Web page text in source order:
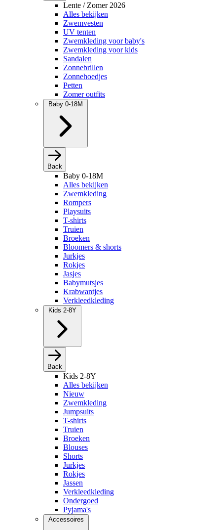
Lente / Zomer 2026
Alles bekijken
Zwemvesten
UV tenten
Zwemkleding voor baby's
Zwemkleding voor kids
Sandalen
Zonnebrillen
Zonnehoedjes
Petten
Zomer outfits
Baby 0-18M
Back
Baby 0-18M
Alles bekijken
Zwemkleding
Rompers
Playsuits
T-shirts
Truien
Broeken
Bloomers & shorts
Jurkjes
Rokjes
Jasjes
Babymutsjes
Krabwantjes
Verkleedkleding
Kids 2-8Y
Back
Kids 2-8Y
Alles bekijken
Nieuw
Zwemkleding
Jumpsuits
T-shirts
Truien
Broeken
Blouses
Shorts
Jurkjes
Rokjes
Jassen
Verkleedkleding
Ondergoed
Pyjama's
Accessoires